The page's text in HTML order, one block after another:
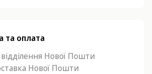
та оплата
Нової Пошти
Нової Пошти